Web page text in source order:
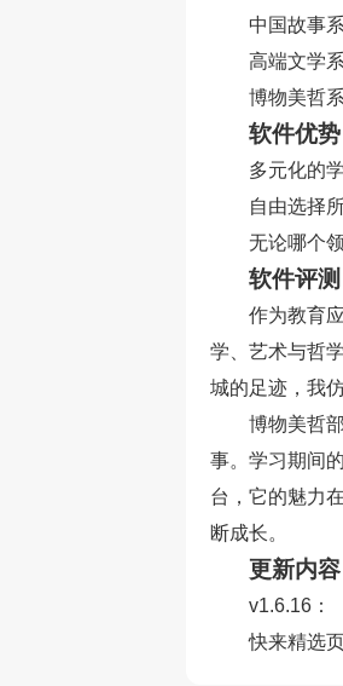
中国故事
高端文学
博物美哲
软件优势
多元化的
自由选择
无论哪个
软件评测
作为教育
学、艺术与哲
城的足迹，我
博物美哲
事。学习期间
台，它的魅力
断成长。
更新内容
v1.6.16：
快来精选